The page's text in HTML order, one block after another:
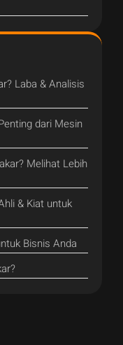
Laba & Analisis
dari Mesin
Melihat Lebih
& Kiat untuk
Bisnis Anda